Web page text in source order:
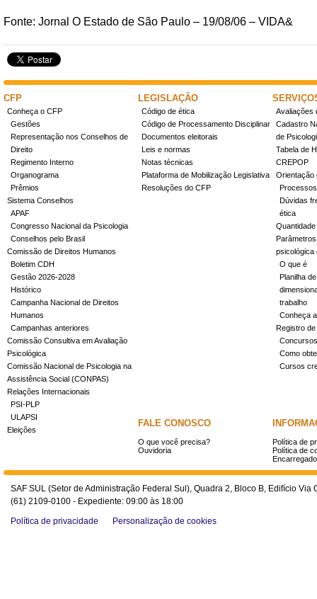
Fonte: Jornal O Estado de São Paulo – 19/08/06 – VIDA&
CFP
Conheça o CFP
Gestões
Representação nos Conselhos de
Direito
Regimento Interno
Organograma
Prêmios
Sistema Conselhos
APAF
Congresso Nacional da Psicologia
Conselhos pelo Brasil
Comissão de Direitos Humanos
Boletim CDH
Gestão 2026-2028
Histórico
Campanha Nacional de Direitos
Humanos
Campanhas anteriores
Comissão Consultiva em Avaliação
Psicológica
Comissão Nacional de Psicologia na
Assistência Social (CONPAS)
Relações Internacionais
PSI-PLP
ULAPSI
Eleições
LEGISLAÇÃO
Código de ética
Código de Processamento Disciplinar
Documentos eleitorais
Leis e normas
Notas técnicas
Plataforma de Mobilização Legislativa
Resoluções do CFP
Avaliações
Cadastro
de
Tabela de
CREPOP
Orientação
Dúvidas
ética
psicológica
O que é
Planilha
trabalho
Conheça
Registro
Concursos
Como
Cursos
FALE CONOSCO
O que você precisa?
Ouvidoria
Política de
Política de
SAF SUL (Setor de Administração Federal Sul), Quadra 2, Bloco B, Edifício
(61) 2109-0100 - Expediente: 09:00 às 18:00
Política de privacidade
Personalização de cookies